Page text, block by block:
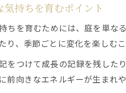
造
お庭利
造
お
持ちを育むポイント
ちを育むためには、庭を単な
り、季節ごとに変化を楽しむ
をつけて成長の記録を残した
前向きなエネルギーが生まれや